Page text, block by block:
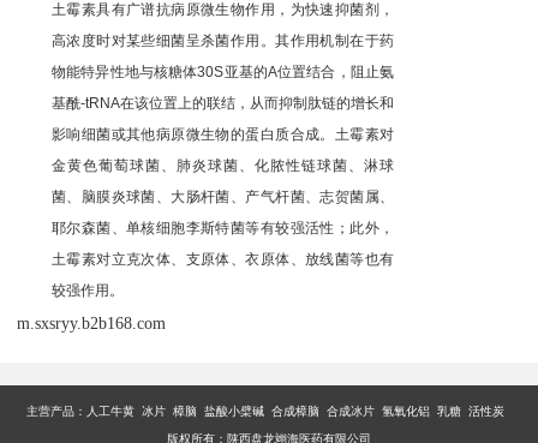
土霉素具有广谱抗病原微生物作用，为快速抑菌剂，
高浓度时对某些细菌呈杀菌作用。其作用机制在于药
物能特异性地与核糖体30S亚基的A位置结合，阻止氨
基酰-tRNA在该位置上的联结，从而抑制肽链的增长和
影响细菌或其他病原微生物的蛋白质合成。土霉素对
金黄色葡萄球菌、肺炎球菌、化脓性链球菌、淋球
菌、脑膜炎球菌、大肠杆菌、产气杆菌、志贺菌属、
耶尔森菌、单核细胞李斯特菌等有较强活性；此外，
土霉素对立克次体、支原体、衣原体、放线菌等也有
较强作用。
m.sxsryy.b2b168.com
主营产品： 人工牛黄 冰片 樟脑 盐酸小檗碱 合成樟脑 合成冰片 氢氧化铝 乳糖 活性炭
版权所有：陕西盘龙翊海医药有限公司